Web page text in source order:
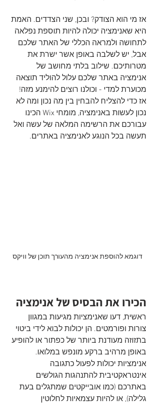
אז מי הוא הצודק? ובכן, שני הצדדים. האמת
היא שאנימציה יכולה להיות תוספת נפלאה
לתחושה ולמראה הכללי של האתר שלכם
אבל, יש לשלבה באופן אשר ישרת את
מטרותיכם. שילוב בלתי מחושב של
אנימציה באתר שלכם עלול להוליד תוצאה
מכוערת למדי - וכולנו רוצים להימנע מזה!
אז כדי להצליח להבחין בין מה נכון ומה לא
נכון לעשות באנימציה, מומחי Wix הכינו
עבורכם את הרשימה המלאה של עשה ואל
תעשה בכל הנוגע לאנימציה באתרים.
דוגמא להוספת אנימציה מהעורך תוכן של וויקס
הכירו את הבסיס של אנימציה
ראשית, דעו שאנימציות מגיעות במגוון
צורות ופורמטים. הן יכולות לבוא לידי ביטוי
בתזוזה מעודנת ביותר של כפתור או להופיע
באופן מרהיב ברקע מונפש במלואו.
אנימציות יכולות לפעול כתגובה
אינטראקטיבית להתנהגות הגולשים
באתרכם (כמו אובייקטים שמתגלים בעת
גלילה), או להיות עצמאיות לחלוטין